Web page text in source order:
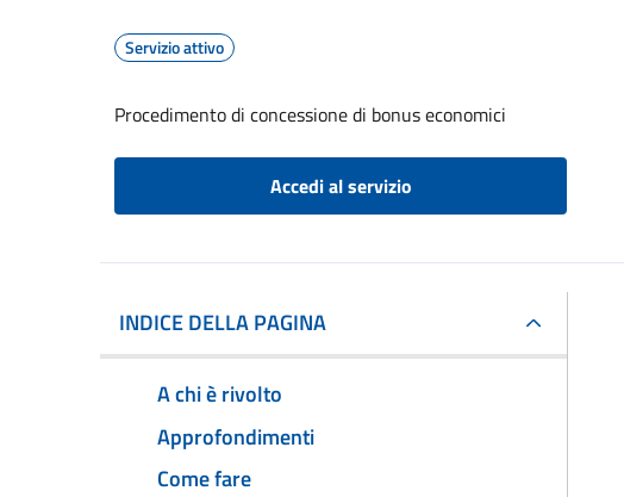
Servizio attivo
Procedimento di concessione di bonus economici
Accedi al servizio
INDICE DELLA PAGINA
A chi è rivolto
Approfondimenti
Come fare